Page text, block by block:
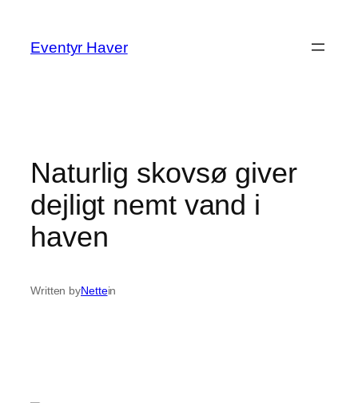
indhold
Eventyr Haver
Naturlig skovsø giver
dejligt nemt vand i
haven
Written byNettein